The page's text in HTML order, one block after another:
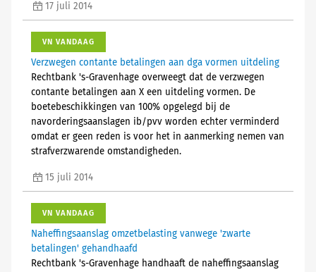
17 juli 2014
VN VANDAAG
Verzwegen contante betalingen aan dga vormen uitdeling
Rechtbank 's-Gravenhage overweegt dat de verzwegen
contante betalingen aan X een uitdeling vormen. De
boetebeschikkingen van 100% opgelegd bij de
navorderingsaanslagen ib/pvv worden echter verminderd
omdat er geen reden is voor het in aanmerking nemen van
strafverzwarende omstandigheden.
15 juli 2014
VN VANDAAG
Naheffingsaanslag omzetbelasting vanwege 'zwarte
betalingen' gehandhaafd
Rechtbank 's-Gravenhage handhaaft de naheffingsaanslag